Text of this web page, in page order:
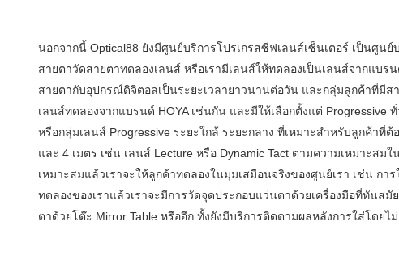
นอกจากนี้ Optical88 ยังมีศูนย์บริการโปรเกรสซีฟเลนส์เซ็นเตอร์ เป็นศูน
สายตาวัดสายตาทดลองเลนส์ หรือเรามีเลนส์ให้ทดลองเป็นเลนส์จากแบร
สายตากับอุปกรณ์ดิจิตอลเป็นระยะเวลายาวนานต่อวัน และกลุ่มลูกค้าที่มีส
เลนส์ทดลองจากแบรนด์ HOYA เช่นกัน และมีให้เลือกตั้งแต่ Progressive
หรือกลุ่มเลนส์ Progressive ระยะใกล้ ระยะกลาง ที่เหมาะสำหรับลูกค้า
และ 4 เมตร เช่น เลนส์ Lecture หรือ Dynamic Tact ตามความเหมาะส
เหมาะสมแล้วเราจะให้ลูกค้าทดลองในมุมเสมือนจริงของศูนย์เรา เช่น กา
ทดลองของเราแล้วเราจะมีการวัดจุดประกอบแว่นตาด้วยเครื่องมือที่ทันส
ตาด้วยโต๊ะ Mirror Table หรืออีก ทั้งยังมีบริการติดตามผลหลังการใส่โดยไ